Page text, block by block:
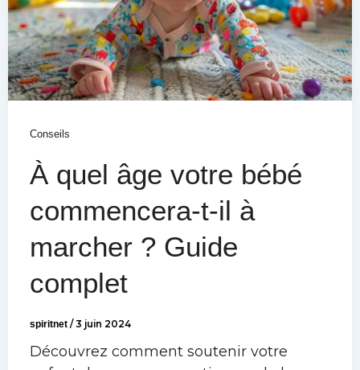
Conseils
À quel âge votre bébé
commencera-t-il à
marcher ? Guide
complet
spiritnet / 3 juin 2024
Découvrez comment soutenir votre